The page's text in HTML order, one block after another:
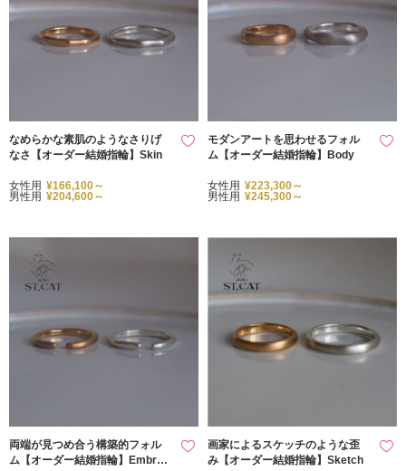
なめらかな素肌のようなさりげ
なさ【オーダー結婚指輪】Skin
女性用 ¥166,100～
男性用 ¥204,600～
モダンアートを思わせるフォル
ム【オーダー結婚指輪】Body
女性用 ¥223,300～
男性用 ¥245,300～
両端が見つめ合う構築的フォル
ム【オーダー結婚指輪】Embrac
画家によるスケッチのような歪
み【オーダー結婚指輪】Sketch